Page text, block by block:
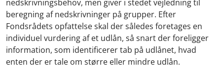
nedskrivningsbehov, men giver i stedet vejledning til
beregning af nedskrivninger på grupper. Efter
Fondsrådets opfattelse skal der således foretages en
individuel vurdering af et udlån, så snart der foreligger
information, som identificerer tab på udlånet, hvad
enten der er tale om større eller mindre udlån.